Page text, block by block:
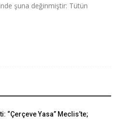
şuna değinmiştir: Tütün
“Çerçeve Yasa” Meclis’te;